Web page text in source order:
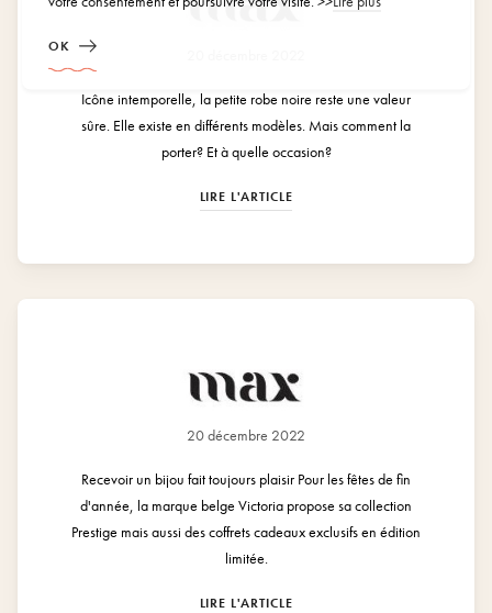
Icône intemporelle, la petite robe noire reste une valeur
sûre. Elle existe en différents modèles. Mais comment la
porter? Et à quelle occasion?
LIRE L'ARTICLE
20 décembre 2022
Recevoir un bijou fait toujours plaisir Pour les fêtes de fin
d'année, la marque belge Victoria propose sa collection
Prestige mais aussi des coffrets cadeaux exclusifs en édition
limitée.
LIRE L'ARTICLE
OK